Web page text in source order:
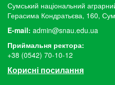
Сумський національний
Герасима Кондратьєва, 160,
E-mail: admin@snau.edu.ua
Приймальня ректора:
+38 (0542) 70-10-12
Корисні посилання